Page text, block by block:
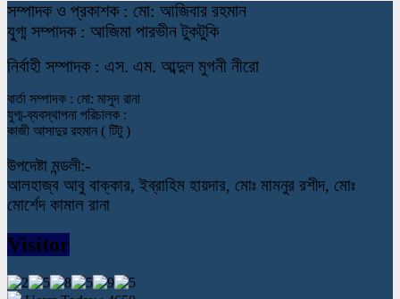
সম্পাদক ও প্রকাশক : মো: আজিবার রহমান
যুগ্ম সম্পাদক : আজিমা পারভীন টুকটুকি
নির্বাহী সম্পাদক : এস. এম. আব্দুল মুগনী নীরো
বার্তা সম্পাদক : মো: মাসুদ রানা
যুগ্ম-ব্যবস্থাপনা পরিচালক :
কাজী আসাদুর রহমান ( টিটু )
উপদেষ্টা মন্ডলী:-
আলহাজ্ব আবু বাক্কার, ইব্রাহিম হায়দার, মোঃ মামনুর রশীদ, মোঃ
মোর্শেদ কামাল রানা
Visitor